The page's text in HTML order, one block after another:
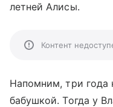
летней Алисы.
Контент
Напомним, три года
бабушкой. Тогда у